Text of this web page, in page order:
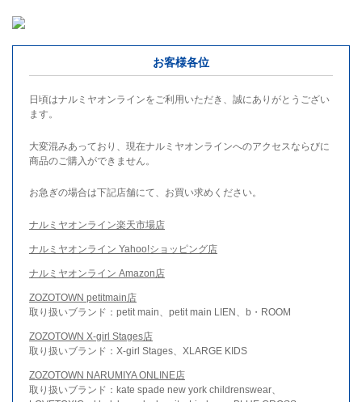
お客様各位
日頃はナルミヤオンラインをご利用いただき、誠にありがとうござい
ます。
大変混みあっており、現在ナルミヤオンラインへのアクセスならびに
商品のご購入ができません。
お急ぎの場合は下記店舗にて、お買い求めください。
ナルミヤオンライン楽天市場店
ナルミヤオンライン Yahoo!ショッピング店
ナルミヤオンライン Amazon店
ZOZOTOWN petitmain店
取り扱いブランド：petit main、petit main LIEN、b・ROOM
ZOZOTOWN X-girl Stages店
取り扱いブランド：X-girl Stages、XLARGE KIDS
ZOZOTOWN NARUMIYA ONLINE店
取り扱いブランド：kate spade new york childrenswear、